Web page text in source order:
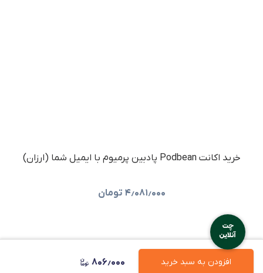
افزودن به سبد خرید ۸۰۶٫۰۰۰
خرید اکانت Podbean پادبین پرمیوم با ایمیل شما (ارزان)
۴٫۰۸۱٫۰۰۰ تومان